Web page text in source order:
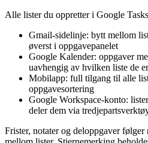
Alle lister du oppretter i Google
Gmail-sidelinje: bytt mellom
øverst i oppgavepanelet
Google Kalender: oppgaver
uavhengig av hvilken liste de
Mobilapp: full tilgang til alle
oppgavesortering
Google Workspace-konto:
deler dem via
Frister, notater og deloppgaver